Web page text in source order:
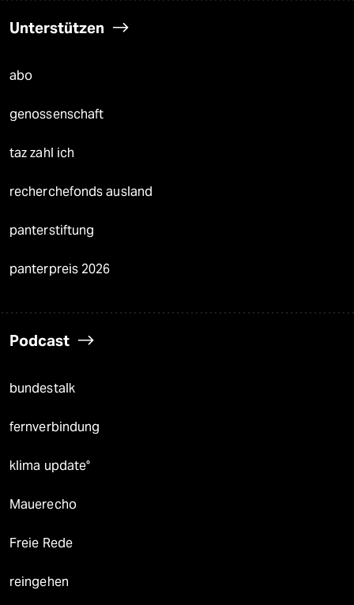
Unterstützen
abo
genossenschaft
taz zahl ich
recherchefonds ausland
panterstiftung
panterpreis 2026
Podcast
bundestalk
fernverbindung
klima update°
Mauerecho
Freie Rede
reingehen